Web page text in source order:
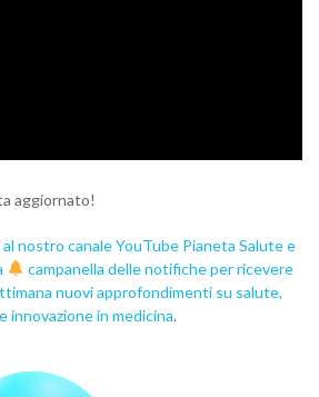
aggiornato!
nostro canale YouTube Pianeta Salute e
campanella delle notifiche per ricevere
nuovi approfondimenti su salute,
innovazione in medicina.